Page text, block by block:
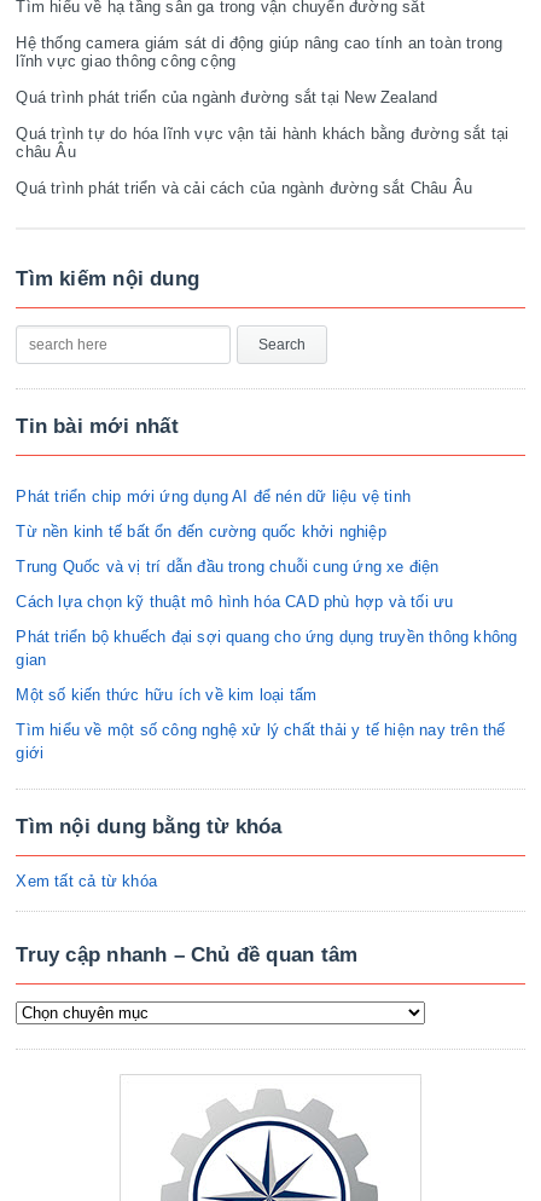
Tìm hiểu về hạ tầng sân ga trong vận chuyển đường sắt
Hệ thống camera giám sát di động giúp nâng cao tính an toàn trong
lĩnh vực giao thông công cộng
Quá trình phát triển của ngành đường sắt tại New Zealand
Quá trình tự do hóa lĩnh vực vận tải hành khách bằng đường sắt tại
châu Âu
Quá trình phát triển và cải cách của ngành đường sắt Châu Âu
Tìm kiếm nội dung
Tin bài mới nhất
Phát triển chip mới ứng dụng AI để nén dữ liệu vệ tinh
Từ nền kinh tế bất ổn đến cường quốc khởi nghiệp
Trung Quốc và vị trí dẫn đầu trong chuỗi cung ứng xe điện
Cách lựa chọn kỹ thuật mô hình hóa CAD phù hợp và tối ưu
Phát triển bộ khuếch đại sợi quang cho ứng dụng truyền thông không
gian
Một số kiến thức hữu ích về kim loại tấm
Tìm hiểu về một số công nghệ xử lý chất thải y tế hiện nay trên thế
giới
Tìm nội dung bằng từ khóa
Xem tất cả từ khóa
Truy cập nhanh – Chủ đề quan tâm